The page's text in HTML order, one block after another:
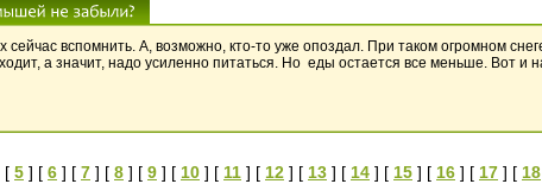
сейчас вспомнить. А, возможно, кто-то уже опоздал. При таком огромном
а значит, надо усиленно питаться. Но еды остается все меньше. Вот и
[ 5 ] [ 6 ] [ 7 ] [ 8 ] [ 9 ] [ 10 ] [ 11 ] [ 12 ] [ 13 ] [ 14 ] [ 15 ] [ 16 ] [ 17 ] [ 18